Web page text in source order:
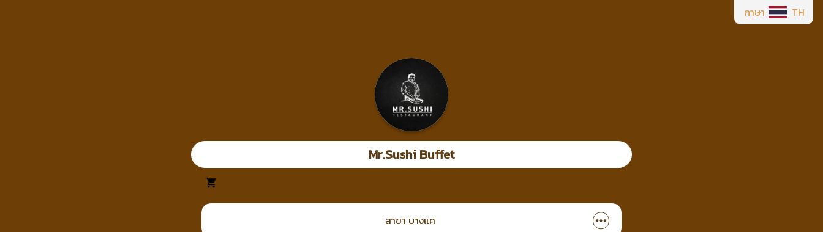
ภาษา TH
Mr.Sushi Buffet
สาขา บางแค